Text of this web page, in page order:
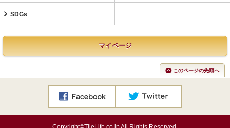
SDGs
マイページ
このページの先頭へ